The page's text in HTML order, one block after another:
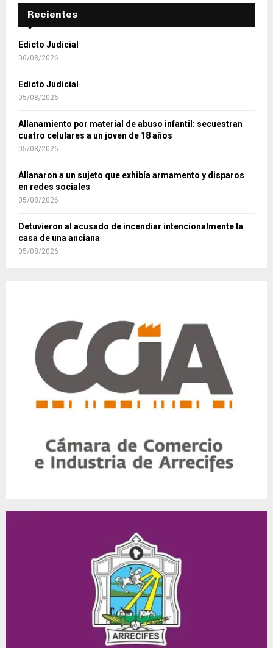
Recientes
Edicto Judicial
06/08/2026
Edicto Judicial
05/08/2026
Allanamiento por material de abuso infantil: secuestran
cuatro celulares a un joven de 18 años
05/08/2026
Allanaron a un sujeto que exhibía armamento y disparos
en redes sociales
05/08/2026
Detuvieron al acusado de incendiar intencionalmente la
casa de una anciana
05/08/2026